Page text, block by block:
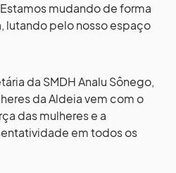
mudando de forma
lutando pelo nosso espaço
da SMDH Analu Sônego,
da Aldeia vem com o
das mulheres e a
em todos os